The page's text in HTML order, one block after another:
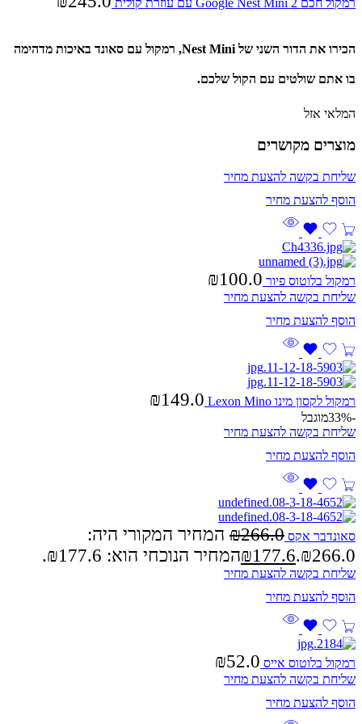
רמקול חכם Google Nest Mini 2 עם עוזרת קולית
הכירו את הדור השני של Nest Mini, רמקול עם סאונד באיכות מדהימה
בו אתם שולטים עם הקול שלכם.
המלאי אזל
מוצרים מקושרים
שליחת בקשה להצעת מחיר
רמקול בלוטוס פיור ₪100.0
שליחת בקשה להצעת מחיר
רמקול לקסון מינו Lexon Mino ₪149.0
-33%
מוגבל
שליחת בקשה להצעת מחיר
סאונדבר אקס ₪266.0
המחיר המקורי היה:
₪266.0.
₪177.6 המחיר הנוכחי הוא: ₪177.6.
שליחת בקשה להצעת מחיר
רמקול בלוטוס אייס ₪52.0
שליחת בקשה להצעת מחיר